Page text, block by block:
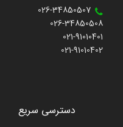
026-34850507
026-34850508
021-91010401
021-91010402
دسترسی سریع